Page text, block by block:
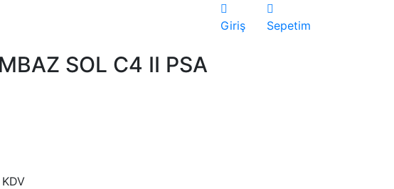
Giriş
Sepetim
SOL C4 II PSA